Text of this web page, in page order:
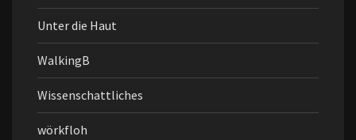
Unter die Haut
WalkingB
Wissenschattliches
wörkfloh